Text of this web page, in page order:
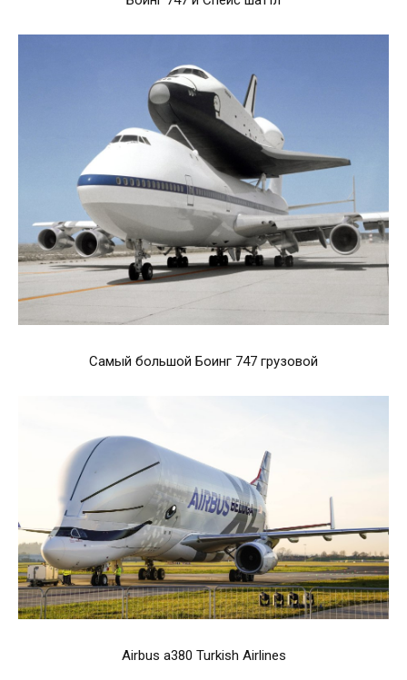
Самый большой Боинг 747 грузовой
Airbus a380 Turkish Airlines